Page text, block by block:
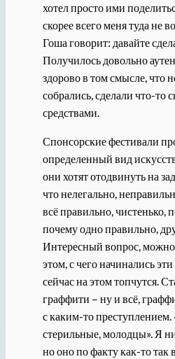
хотел просто ими
скорее всего меня туда не
Гоша говорит: давайте
Получилось довольно
здорово в том смысле, что
собрались, сделали что-то
средствами.
Спонсорские фестивали
определенный вид
они хотят отодвинуть на
что нелегально,
всё правильно, чистенько,
почему одно правильно,
Интересный вопрос,
этом, с чего начинались
сейчас на этом топчутся.
граффити – ну и всё,
с каким-то
стерильные, молодцы». Я
но оно по факту как-то так